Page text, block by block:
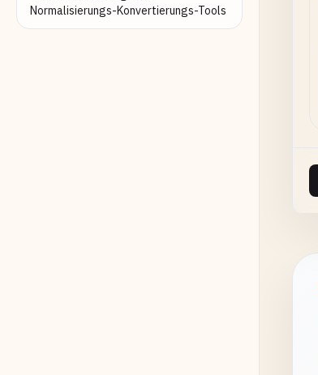
Normalisierungs-Konvertierungs-Tools